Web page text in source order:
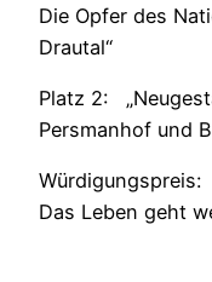
Die Opfer des
Drautal“
Platz 2:
Persmanhof und
Würdigungspreis:
Das Leben geht